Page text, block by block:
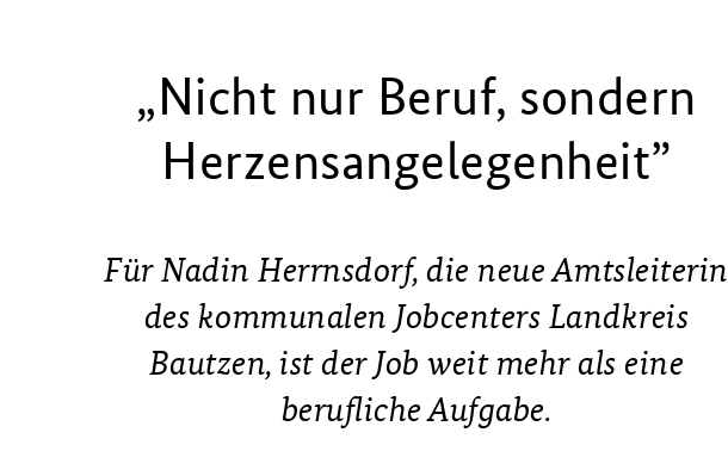
„Nicht nur Beruf, sondern
Herzensangelegenheit”
Für Nadin Herrnsdorf, die neue Amtsleiterin
des kommunalen Jobcenters Landkreis
Bautzen, ist der Job weit mehr als eine
berufliche Aufgabe.